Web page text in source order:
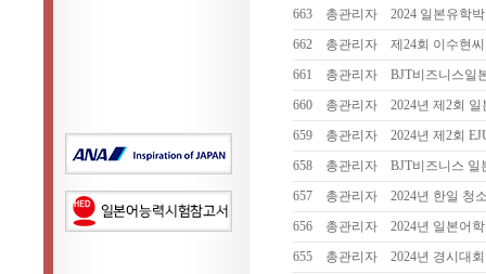
663
총관리자
2024 일본유학
662
총관리자
제24회 이수현
661
총관리자
BJT비즈니스일
660
총관리자
2024년 제2회
659
총관리자
2024년 제2회
658
총관리자
BJT비즈니스 일
657
총관리자
2024년 한일 청
656
총관리자
2024년 일본어
655
총관리자
2024년 경시대